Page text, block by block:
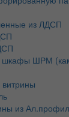
из ЛДСП
шкафы ШРМ
из